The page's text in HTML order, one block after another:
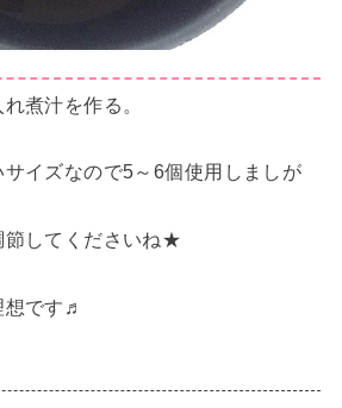
煮汁を作る。
イズなので5～6個使用しましが
節してくださいね★
想です♬